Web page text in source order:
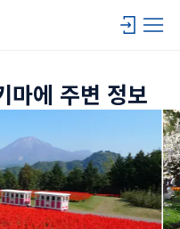
마에 주변 정보